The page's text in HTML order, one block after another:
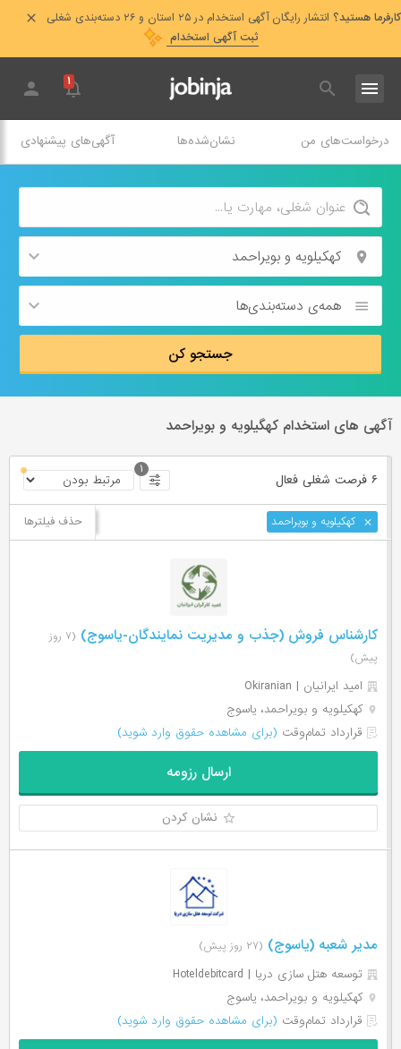
کارفرما هستید؟ انتشار رایگان آگهی استخدام در ۲۵ استان و ۲۶ دسته‌بندی شغلی
ثبت آگهی استخدام
۱
درخواست‌های من نشان‌شده‌ها آگهی‌های پیشنهادی
کهکیلویه و بویراحمد
همه‌ی دسته‌بندی‌ها
جستجو کن
آگهی های استخدام کهگیلویه و بویراحمد
۶ فرصت ‌شغلی فعال
۱
کهکیلویه و بویراحمد حذف فیلترها
کارشناس فروش (جذب و مدیریت نمایندگان-یاسوج)
(۷ روز
پیش)
امید ایرانیان | Okiranian
کهکیلویه و بویراحمد، یاسوج
قرارداد تمام‌وقت (برای مشاهده حقوق وارد شوید)
ارسال رزومه
نشان کردن
مدیر شعبه (یاسوج) (۲۷ روز پیش)
توسعه هتل سازی دریا | Hoteldebitcard
کهکیلویه و بویراحمد، یاسوج
قرارداد تمام‌وقت (برای مشاهده حقوق وارد شوید)